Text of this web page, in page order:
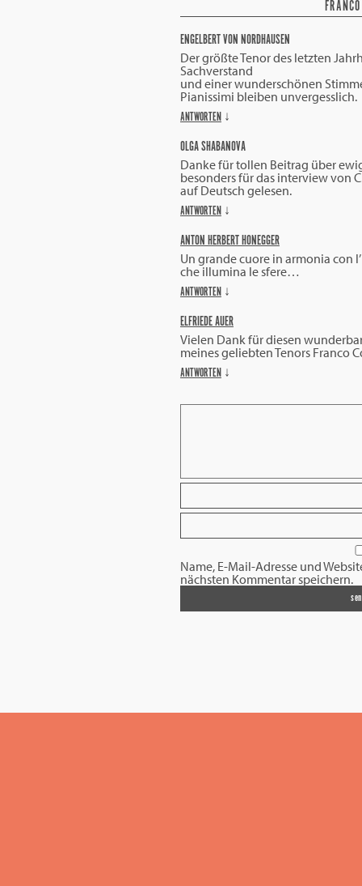
ENGELBERT VON NORDHAUSEN
Der größte Tenor des letzten
Sachverstand
und einer wunderschönen
Pianissimi bleiben unvergesslich.
ANTWORTEN ↓
OLGA SHABANOVA
Danke für tollen Beitrag über
besonders für das interview von
auf Deutsch gelesen.
ANTWORTEN ↓
ANTON HERBERT HONEGGER
Un grande cuore in armonia con
che illumina le sfere…
ANTWORTEN ↓
ELFRIEDE AUER
Vielen Dank für diesen
meines geliebten Tenors Franco
ANTWORTEN ↓
Name, E-Mail-Adresse und
nächsten Kommentar speichern.